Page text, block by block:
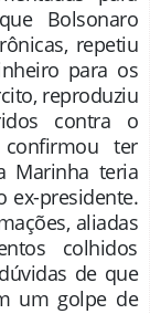
Bolsonaro
repetiu
para os
reproduziu
contra o
ter
Marinha teria
ex-presidente.
aliadas
colhidos
de que
um golpe de